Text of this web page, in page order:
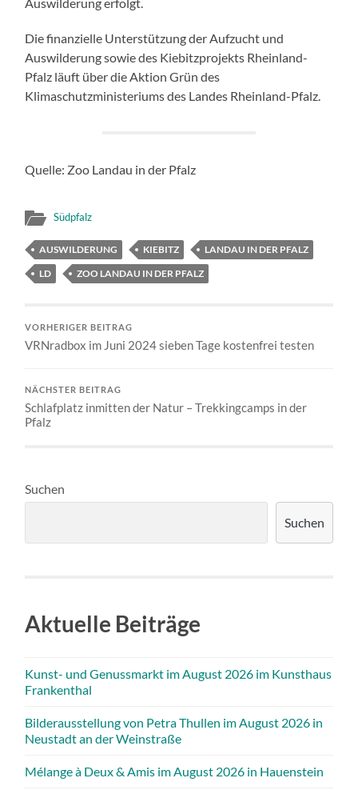
Die finanzielle Unterstützung der Aufzucht und
Auswilderung sowie des Kiebitzprojekts Rheinland-
Pfalz läuft über die Aktion Grün des
Klimaschutzministeriums des Landes Rheinland-Pfalz.
Quelle: Zoo Landau in der Pfalz
Südpfalz
AUSWILDERUNG KIEBITZ
LANDAU IN DER PFALZ
LD
ZOO LANDAU IN DER PFALZ
VORHERIGER BEITRAG
VRNradbox im Juni 2024 sieben Tage kostenfrei testen
NÄCHSTER BEITRAG
Schlafplatz inmitten der Natur – Trekkingcamps in der
Pfalz
Suchen
Suchen
Aktuelle Beiträge
Kunst- und Genussmarkt im August 2026 im Kunsthaus
Frankenthal
Bilderausstellung von Petra Thullen im August 2026 in
Neustadt an der Weinstraße
Mélange à Deux & Amis im August 2026 in Hauenstein